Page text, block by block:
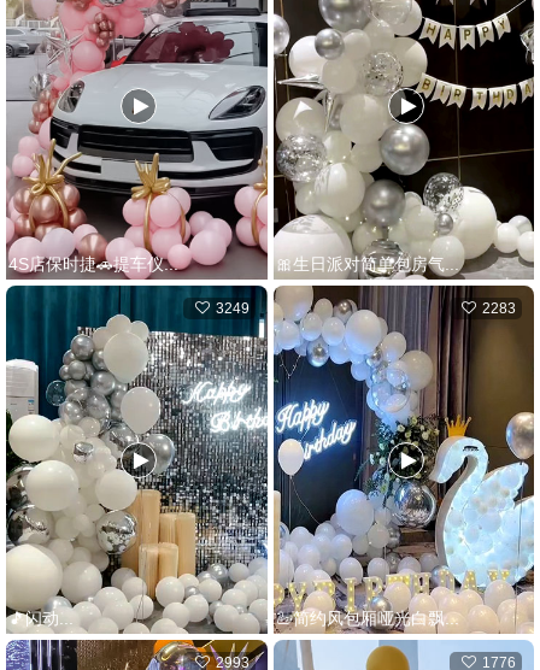
4S店保时捷🚗提车仪... 🎀生日派对简单包房气...
🎵‍闪动...
3249
🦢简约风包厢哑光白飘...
2283
2993 1776